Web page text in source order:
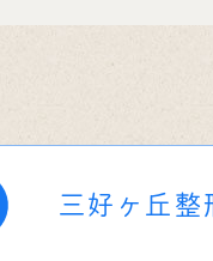
三好ヶ丘整